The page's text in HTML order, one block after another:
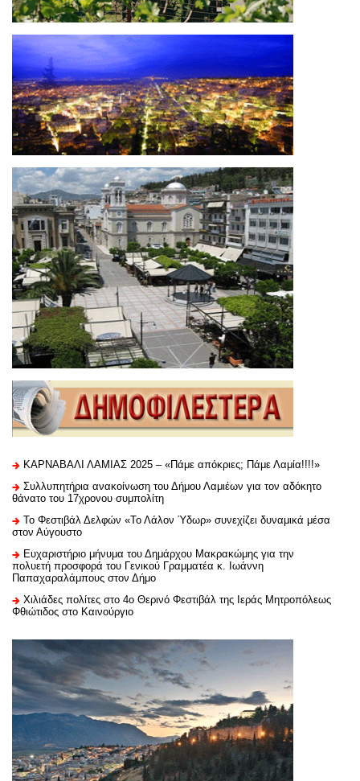
ΚΑΡΝΑΒΑΛΙ ΛΑΜΙΑΣ 2025 – «Πάμε απόκριες; Πάμε Λαμία!!!!»
Συλλυπητήρια ανακοίνωση του Δήμου Λαμιέων για τον αδόκητο
θάνατο του 17χρονου συμπολίτη
Το Φεστιβάλ Δελφών «Το Λάλον Ύδωρ» συνεχίζει δυναμικά μέσα
στον Αύγουστο
Ευχαριστήριo μήνυμα του Δημάρχου Μακρακώμης για την
πολυετή προσφορά του Γενικού Γραμματέα κ. Ιωάννη
Παπαχαραλάμπους στον Δήμο
Χιλιάδες πολίτες στο 4ο Θερινό Φεστιβάλ της Ιεράς Μητροπόλεως
Φθιώτιδος στο Καινούργιο